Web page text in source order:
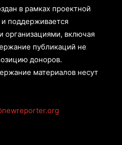
в рамках проектной
поддерживается
организациями, включая
публикаций не
доноров.
материалов несут